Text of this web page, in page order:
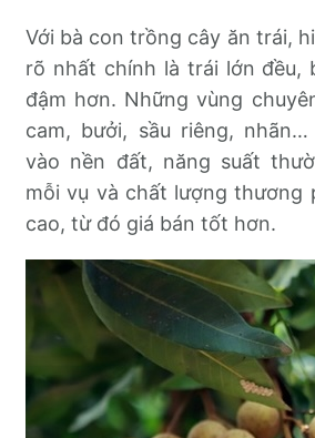
Với bà con trồng cây ăn trái,
rõ nhất chính là trái lớn đều,
đậm hơn. Những vùng
cam, bưởi, sầu riêng,
vào nền đất, năng suất
mỗi vụ và chất lượng thương
cao, từ đó giá bán tốt hơn.